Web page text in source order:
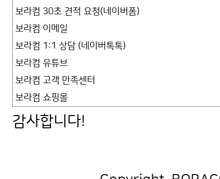
보라컴 30초 견적 요청(네이버폼)
보라컴 이메일
보라컴 1:1 상담 (네이버톡톡)
보라컴 유튜브
보라컴 고객 만족센터
보라컴 쇼핑몰
감사합니다!